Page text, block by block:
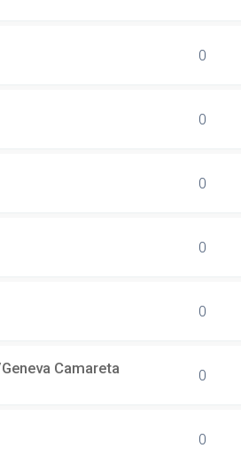
0
0
0
0
0
Camareta 0
0